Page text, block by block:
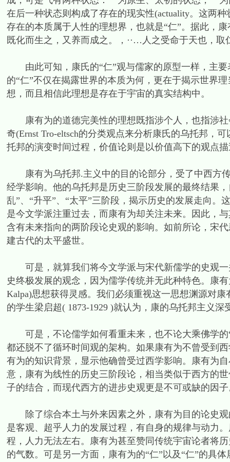
在后一种状态则构成了存在的现实性(actuality。这两
存在的本质属于人性的理想界，也就是“仁”。据此，
既化而生之，又养而成之。，··…人之受命于天也，取
由此可知，康氏的“仁”观与儒家的原型一样，主要
的“仁”不仅在揭露世界的本质为何，更在于揭示世界
想，而且相信此理想是存在于宇宙的真实结构中。
康有为的道德完美性的理想既指涉个人，也指涉社
奇(Ernst Tro-eltsch的分类观点来分析康氏的乌托邦，
托邦的演变时间过程，价值论则是以价值高下的观点
康有为乌托邦.主义中的目的论部分，受了中西方
经学影响。他的乌托邦是历史三阶段发展的最终结果
乱”、“升平”、“太平”三阶段，揭示历史的发展走向
是今文学派注重过去，而康有为却关注未来。因此，
含有未来指向的两阶段论史观的影响。如前所论，宋
建古代的太平盛世。
可是，就算我们将今文学派与宋代新儒学的史观一
史终极发展的观念，因为儒学传统并无此种特色。康
Kalpa)思想获得灵感。我们必须重视这一思想渊源对
的学生梁启超( 1873-1929 )就认为，康的乌托邦主义
可是，不论儒学如何看重未来，也不论大乘佛学的
都还脱不了循环时间观的架构。如果康有为不曾受到
有为的知识背景，显示他确曾受过西学影响。康有为
意，康有为线性的历史三阶段论，相当类似于西方的
子的结合，而现代西方的进步史观更是不可或缺的因子
除了综合本土与外来因素之外，康有为目的论史观
是客观、超乎人力的发展过程，有自身的规律与动力
程，人力无法左右。康有为甚至赞同传统宇宙论者将
的气数。可是另一方面，康有为的“仁”以及“仁”的具